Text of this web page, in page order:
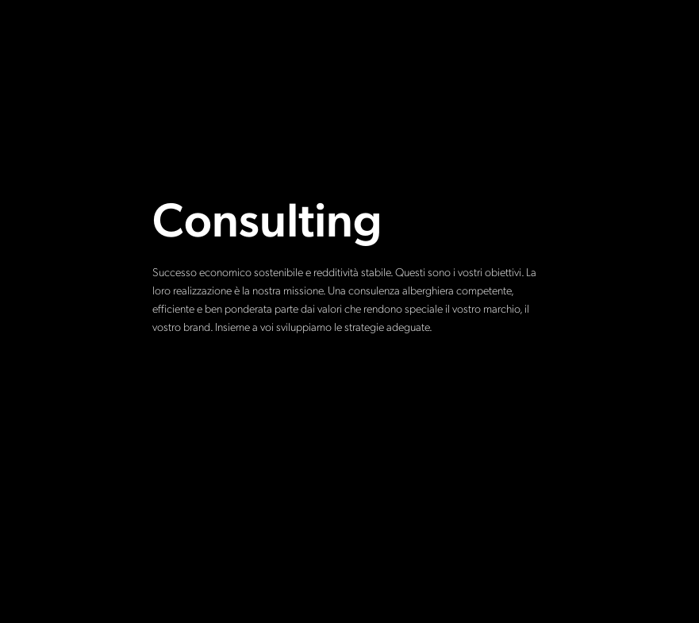
Consulting
Successo economico sostenibile e redditività stabile. Questi sono i vostri obiettivi. La
loro realizzazione è la nostra missione. Una consulenza alberghiera competente,
efficiente e ben ponderata parte dai valori che rendono speciale il vostro marchio, il
vostro brand. Insieme a voi sviluppiamo le strategie adeguate.